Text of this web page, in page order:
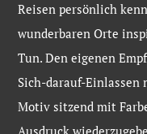
Reisen persönlich
wunderbaren Orte
Tun. Den eigenen
Sich-darauf-Einlassen
Motiv sitzend mit